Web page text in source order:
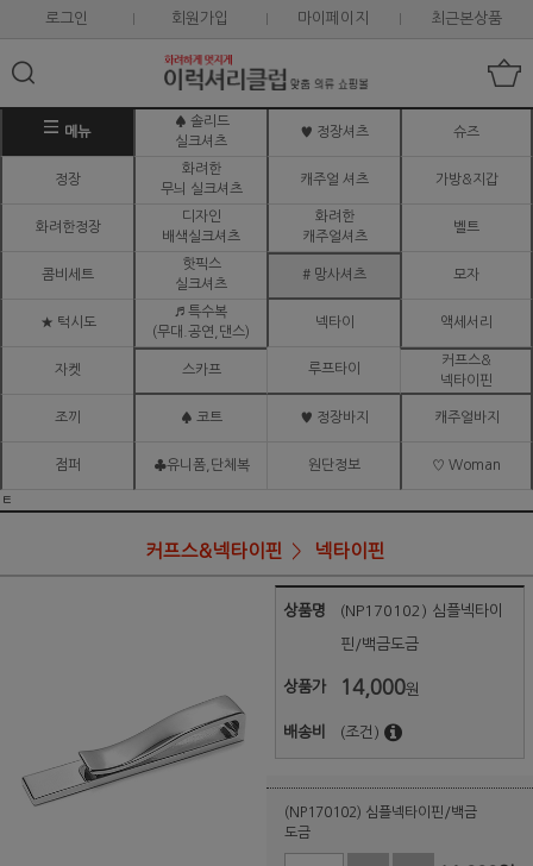
로그인 회원가입 마이페이지 최근본상품
메뉴
♠ 솔리드
실크셔츠
♥ 정장셔츠 슈즈
정장
화려한
무늬 실크셔츠
캐주얼 셔츠 가방&지갑
화려한정장
디자인
배색실크셔츠
화려한
캐주얼셔츠
벨트
콤비세트
핫픽스
실크셔츠
# 망사셔츠 모자
★ 턱시도
♬ 특수복
(무대.공연,댄스)
넥타이 액세서리
자켓 스카프 루프타이
커프스&
넥타이핀
조끼 ♠ 코트 ♥ 정장바지 캐주얼바지
점퍼 ♣유니폼,단체복 원단정보 ♡ Woman
ㅌ
커프스&넥타이핀 넥타이핀
상품명 (NP170102) 심플넥타이
핀/백금도금
상품가 14,000원
배송비 (조건)
(NP170102) 심플넥타이핀/백금
도금